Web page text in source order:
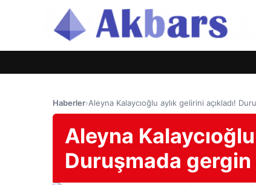
Haberler›Aleyna Kalaycıoğlu aylık gelirini açıkladı!
Aleyna
Duruşmada